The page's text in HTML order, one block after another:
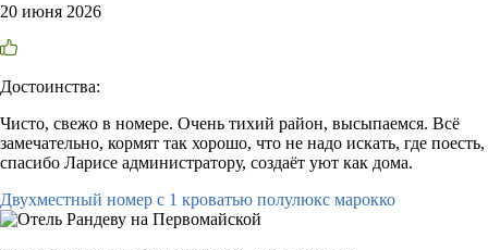
20 июня 2026
Достоинства:
Чисто, свежо в номере. Очень тихий район, высыпаемся. Всё
замечательно, кормят так хорошо, что не надо искать, где поесть,
спасибо Ларисе администратору, создаёт уют как дома.
Двухместный номер с 1 кроватью полулюкс марокко